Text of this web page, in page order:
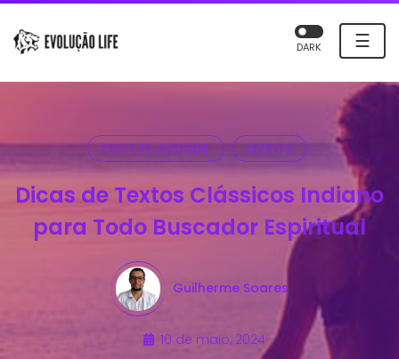
☰
DARK
ESPIRITUALIDADE LIVROS
Dicas de Textos Clássicos Indiano
para Todo Buscador Espiritual
Guilherme Soares
10 de maio, 2024